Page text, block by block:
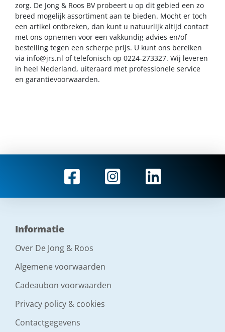
zorg. De Jong & Roos BV probeert u op dit gebied een zo
breed mogelijk assortiment aan te bieden. Mocht er toch
een artikel ontbreken, dan kunt u natuurlijk altijd contact
met ons opnemen voor een vakkundig advies en/of
bestelling tegen een scherpe prijs. U kunt ons bereiken
via info@jrs.nl of telefonisch op 0224-273327. Wij leveren
in heel Nederland, uiteraard met professionele service
en garantievoorwaarden.
Informatie
Over De Jong & Roos
Algemene voorwaarden
Cadeaubon voorwaarden
Privacy policy & cookies
Contactgegevens